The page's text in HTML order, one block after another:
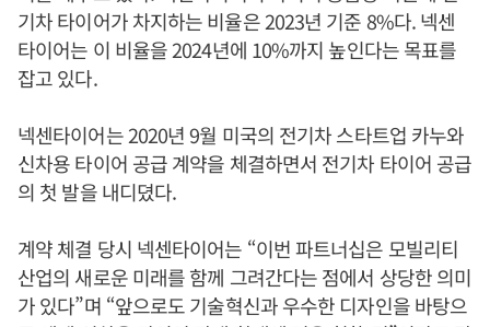
기차 타이어가 차지하는 비율은 2023년 기준 8%다. 넥센
타이어는 이 비율을 2024년에 10%까지 높인다는 목표를
잡고 있다.
넥센타이어는 2020년 9월 미국의 전기차 스타트업 카누와
신차용 타이어 공급 계약을 체결하면서 전기차 타이어 공급
의 첫 발을 내디뎠다.
계약 체결 당시 넥센타이어는 “이번 파트너십은 모빌리티
산업의 새로운 미래를 함께 그려간다는 점에서 상당한 의미
가 있다”며 “앞으로도 기술혁신과 우수한 디자인을 바탕으